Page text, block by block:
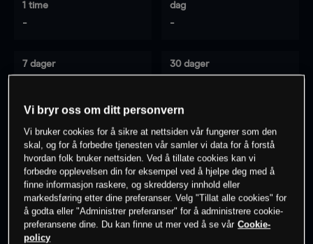
1 time
-
dag
-
7 dager 30 dager
0% av kunder erpå dette instrumentet
Søk om konto
Vi bryr oss om ditt personvern
Vi bruker cookies for å sikre at nettsiden vår fungerer som den
skal, og for å forbedre tjenesten vår samler vi data for å forstå
hvordan folk bruker nettsiden. Ved å tillate cookies kan vi
forbedre opplevelsen din for eksempel ved å hjelpe deg med å
finne informasjon raskere, og skreddersy innhold eller
markedsføring etter dine preferanser. Velg "Tillat alle cookies" for
å godta eller "Administrer preferanser" for å administrere cookie-
preferansene dine. Du kan finne ut mer ved å se vår Cookie-
policy